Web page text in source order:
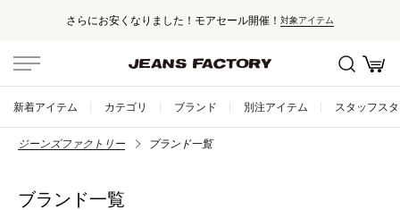
さらにお安くなりました！モアセール開催！ 対象アイテム
新着アイテム カテゴリ ブランド 別注アイテム スタッフス
ジーンズファクトリー ブランド一覧
ブランド一覧